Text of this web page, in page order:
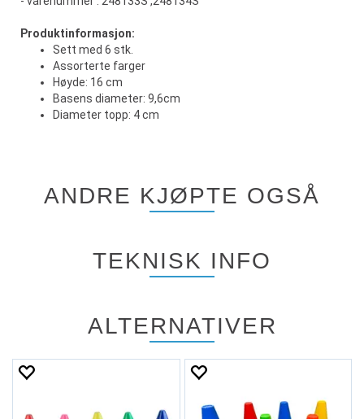
Produktinformasjon:
Sett med 6 stk.
Assorterte farger
Høyde: 16 cm
Basens diameter: 9,6cm
Diameter topp: 4 cm
ANDRE KJØPTE OGSÅ
TEKNISK INFO
ALTERNATIVER